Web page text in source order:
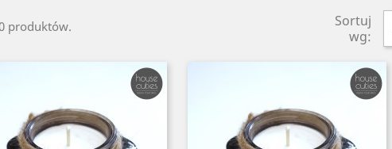
produktów.
Sortuj
wg: